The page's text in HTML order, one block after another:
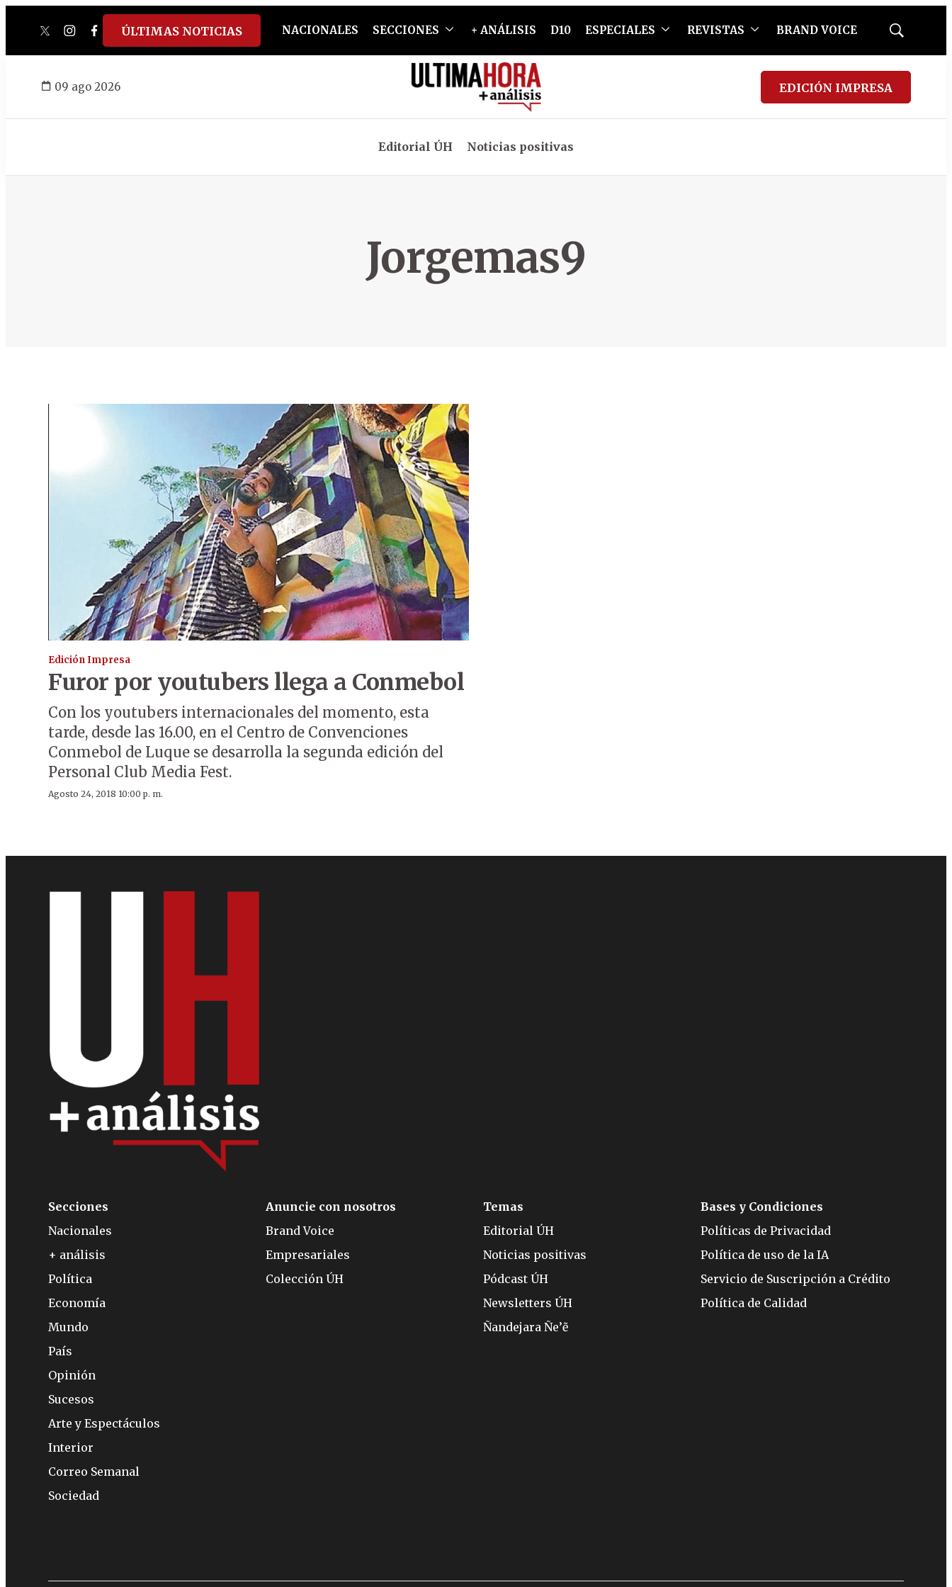
twitterinstagram
facebook
tiktokyoutube
spotify
ÚLTIMAS NOTICIAS NACIONALES SECCIONES + ANÁLISIS D10 ESPECIALES REVISTAS BRAND VOICE
Mostrar
09 ago 2026 EDICIÓN IMPRESA
Editorial ÚH Noticias positivas
Jorgemas9
Edición Impresa
Furor por youtubers llega a Conmebol
Con los youtubers internacionales del momento, esta
tarde, desde las 16.00, en el Centro de Convenciones
Conmebol de Luque se desarrolla la segunda edición del
Personal Club Media Fest.
Agosto 24, 2018 10:00 p. m.
Secciones
Nacionales
+ análisis
Política
Economía
Mundo
País
Opinión
Sucesos
Arte y Espectáculos
Interior
Correo Semanal
Sociedad
Anuncie con nosotros
Brand Voice
Empresariales
Colección ÚH
Temas
Editorial ÚH
Noticias positivas
Pódcast ÚH
Newsletters ÚH
Ñandejara Ñe’ẽ
Bases y Condiciones
Políticas de Privacidad
Política de uso de la IA
Servicio de Suscripción a Crédito
Política de Calidad